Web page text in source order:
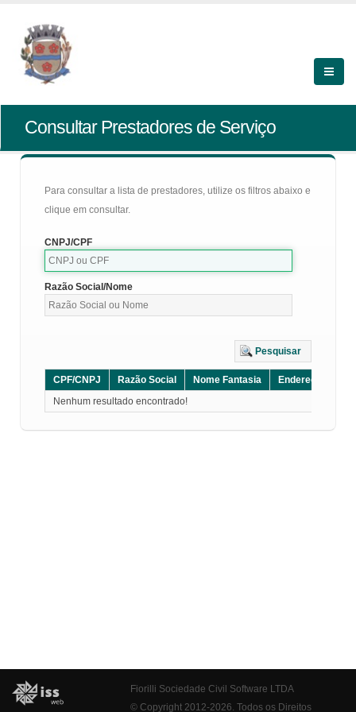
Consultar Prestadores de Serviço
Para consultar a lista de prestadores, utilize os filtros abaixo e
clique em consultar.
CNPJ/CPF
Razão Social/Nome
Pesquisar
CPF/CNPJ Razão Social Nome Fantasia Endereço
Nenhum resultado encontrado!
Fiorilli Sociedade Civil Software LTDA
© Copyright 2012-2026. Todos os Direitos